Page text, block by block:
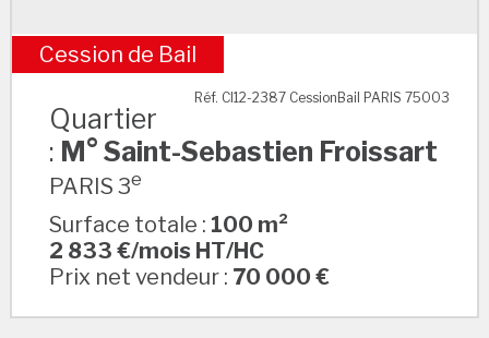
M° Saint-Sebastien Froissart
Cession de Bail
Réf. CI12-2387 CessionBail PARIS 75003
Quartier
: M° Saint-Sebastien Froissart
PARIS 3e
Surface totale : 100 m²
2 833 €/mois HT/HC
Prix net vendeur : 70 000 €